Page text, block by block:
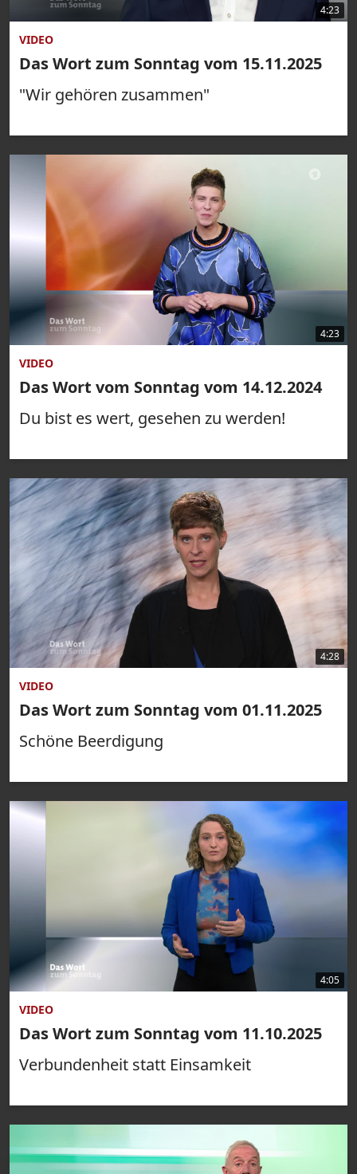
4:23
VIDEO
Das Wort zum Sonntag vom 15.11.2025
"Wir gehören zusammen"
4:23
VIDEO
Das Wort vom Sonntag vom 14.12.2024
Du bist es wert, gesehen zu werden!
4:28
VIDEO
Das Wort zum Sonntag vom 01.11.2025
Schöne Beerdigung
4:05
VIDEO
Das Wort zum Sonntag vom 11.10.2025
Verbundenheit statt Einsamkeit